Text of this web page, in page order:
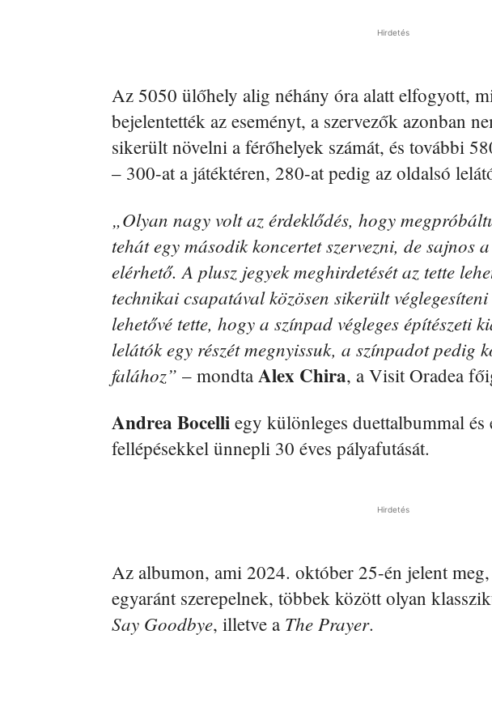
Hirdetés
Az 5050 ülőhely alig néhány óra alatt elfogyott,
bejelentették az eseményt, a szervezők azonban
sikerült növelni a férőhelyek számát, és további
– 300-at a játéktéren, 280-at pedig az oldalsó
„Olyan nagy volt az érdeklődés, hogy
tehát egy második koncertet szervezni, de sajnos
elérhető. A plusz jegyek meghirdetését az tette
technikai csapatával közösen sikerült
lehetővé tette, hogy a színpad végleges építészeti
lelátók egy részét megnyissuk, a színpadot pedig
falához” – mondta Alex Chira, a Visit Oradea
Andrea Bocelli egy különleges duettalbummal és
fellépésekkel ünnepli 30 éves pályafutását.
Hirdetés
Az albumon, ami 2024. október 25-én jelent
egyaránt szerepelnek, többek között olyan
Say Goodbye, illetve a The Prayer.